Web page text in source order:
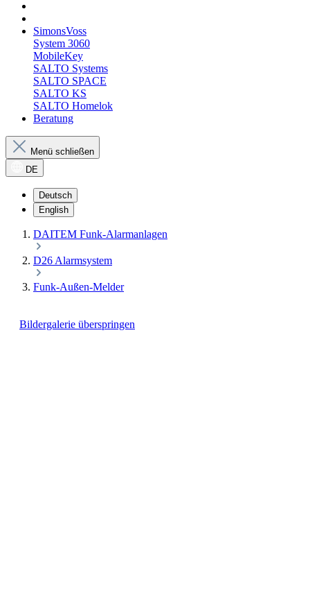
SimonsVoss
System 3060
MobileKey
SALTO Systems
SALTO SPACE
SALTO KS
SALTO Homelok
Beratung
Menü schließen
DE
Deutsch
English
DAITEM Funk-Alarmanlagen
D26 Alarmsystem
Funk-Außen-Melder
Bildergalerie überspringen